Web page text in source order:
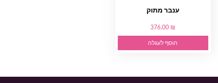
ענבר מתוק
376.00 ₪
הוסף לעגלה